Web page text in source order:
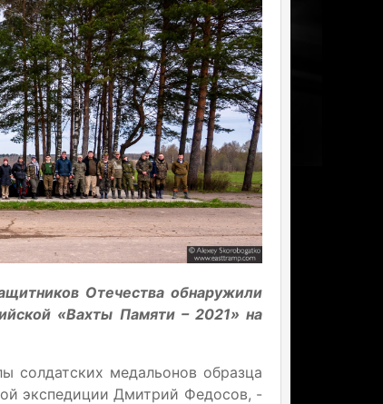
Отечества обнаружили
«Вахты Памяти – 2021» на
солдатских медальонов образца
экспедиции Дмитрий Федосов, -